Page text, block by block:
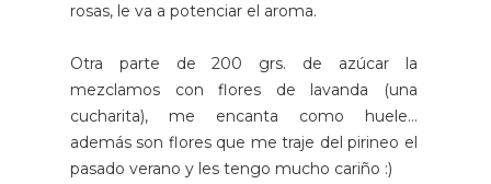
rosas, le va a potenciar el aroma.
Otra parte de 200 grs. de azúcar la
mezclamos con flores de lavanda (una
cucharita), me encanta como huele...
además son flores que me traje del pirineo el
pasado verano y les tengo mucho cariño :)